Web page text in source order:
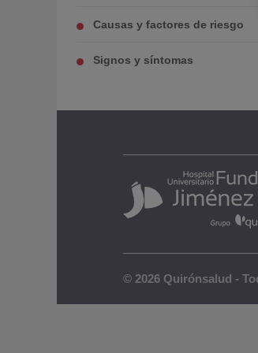
Causas y factores de riesgo
Signos y síntomas
© 2026 Quirónsalud -